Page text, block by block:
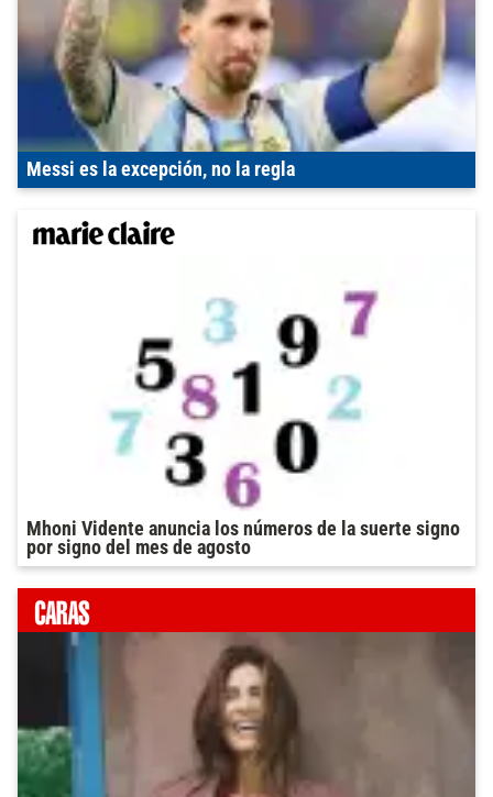
Messi es la excepción, no la regla
Mhoni Vidente anuncia los números de la suerte signo
por signo del mes de agosto